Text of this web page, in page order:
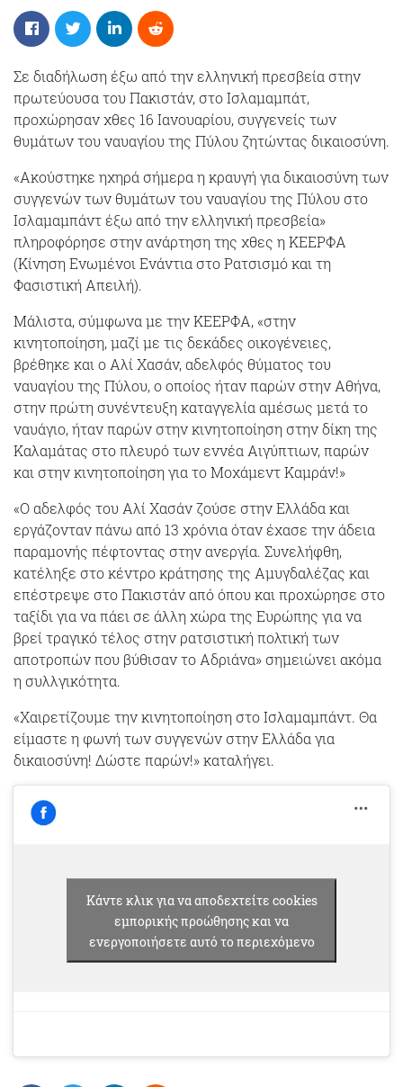
Σε διαδήλωση έξω από την ελληνική πρεσβεία στην
πρωτεύουσα του Πακιστάν, στο Ισλαμαμπάτ,
προχώρησαν χθες 16 Ιανουαρίου, συγγενείς των
θυμάτων του ναυαγίου της Πύλου ζητώντας δικαιοσύνη.
«Ακούστηκε ηχηρά σήμερα η κραυγή για δικαιοσύνη των
συγγενών των θυμάτων του ναυαγίου της Πύλου στο
Ισλαμαμπάντ έξω από την ελληνική πρεσβεία»
πληροφόρησε στην ανάρτηση της χθες η ΚΕΕΡΦΑ
(Κίνηση Ενωμένοι Ενάντια στο Ρατσισμό και τη
Φασιστική Απειλή).
Μάλιστα, σύμφωνα με την ΚΕΕΡΦΑ, «στην
κινητοποίηση, μαζί με τις δεκάδες οικογένειες,
βρέθηκε και ο Αλί Χασάν, αδελφός θύματος του
ναυαγίου της Πύλου, ο οποίος ήταν παρών στην Αθήνα,
στην πρώτη συνέντευξη καταγγελία αμέσως μετά το
ναυάγιο, ήταν παρών στην κινητοποίηση στην δίκη της
Καλαμάτας στο πλευρό των εννέα Αιγύπτιων, παρών
και στην κινητοποίηση για το Μοχάμεντ Καμράν!»
«Ο αδελφός του Αλί Χασάν ζούσε στην Ελλάδα και
εργάζονταν πάνω από 13 χρόνια όταν έχασε την άδεια
παραμονής πέφτοντας στην ανεργία. Συνελήφθη,
κατέληξε στο κέντρο κράτησης της Αμυγδαλέζας και
επέστρεψε στο Πακιστάν από όπου και προχώρησε στο
ταξίδι για να πάει σε άλλη χώρα της Ευρώπης για να
βρεί τραγικό τέλος στην ρατσιστική πολτική των
αποτροπών που βύθισαν το Αδριάνα» σημειώνει ακόμα
η συλλγικότητα.
«Χαιρετίζουμε την κινητοποίηση στο Ισλαμαμπάντ. Θα
είμαστε η φωνή των συγγενών στην Ελλάδα για
δικαιοσύνη! Δώστε παρών!» καταλήγει.
Κάντε κλικ για να αποδεχτείτε cookies
εμπορικής προώθησης και να
ενεργοποιήσετε αυτό το περιεχόμενο